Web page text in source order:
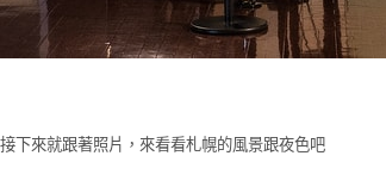
接下來就跟著照片，來看看札幌的風景跟夜色吧